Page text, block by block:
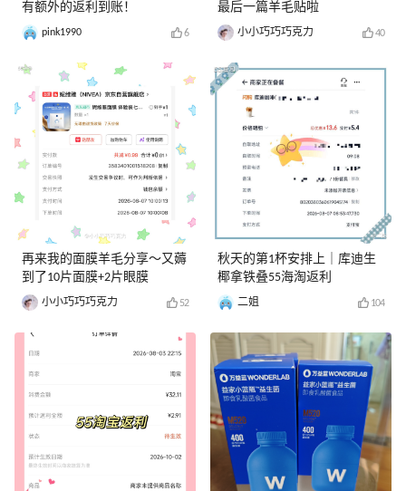
有额外的返利到账！
pink1990 6
再来我的面膜羊毛分享～又薅
到了10片面膜+2片眼膜
小小巧巧巧克力 52
最后一篇羊毛贴啦
小小巧巧巧克力 40
秋天的第1杯安排上｜库迪生
椰拿铁叠55海淘返利
二姐 104